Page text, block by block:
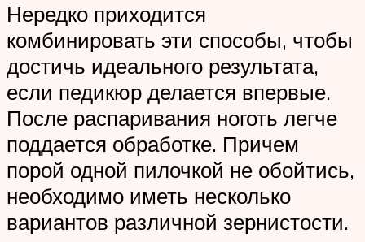
Нередко приходится
комбинировать эти способы, чтобы
достичь идеального результата,
если педикюр делается впервые.
После распаривания ноготь легче
поддается обработке. Причем
порой одной пилочкой не обойтись,
необходимо иметь несколько
вариантов различной зернистости.